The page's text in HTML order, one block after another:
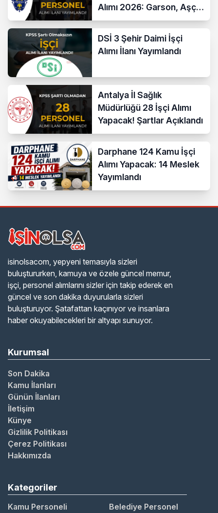
Alımı 2026: Garson, Aşçı,
Temizlik ve Teknik
Kadrolar
DSİ 3 Şehir Daimi İşçi
Alımı İlanı Yayımlandı
Antalya İl Sağlık
Müdürlüğü 28 İşçi Alımı
Yapacak! Şartlar Açıklandı
Darphane 124 Kamu İşçi
Alımı Yapacak: 14 Meslek
Yayımlandı
isinolsacom, yepyeni temasıyla sizleri
buluştururken, kamuya ve özele güncel memur,
işçi, personel alımlarını sizler için takip ederek en
güncel ve son dakika duyurularla sizleri
buluşturuyor. Şatafattan kaçınıyor ve insanlara
haber okuyabilecekleri bir altyapı sunuyor.
Kurumsal
Son Dakika
Kamu İlanları
Günün İlanları
İletişim
Künye
Gizlilik Politikası
Çerez Politikası
Hakkımızda
Kategoriler
Kamu Personeli Belediye Personel